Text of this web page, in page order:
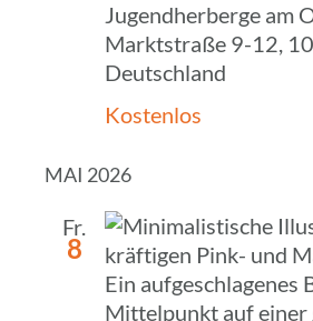
Jugendherberge am
Marktstraße 9-12,
Deutschland
Kostenlos
MAI 2026
Fr.
8